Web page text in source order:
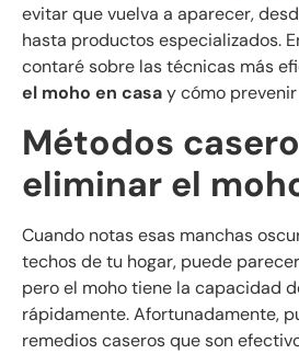
evitar que vuelva a aparecer,
hasta productos especializados.
contaré sobre las técnicas más
el moho en casay cómo
Métodos
eliminar el
Cuando notas esas manchas
techos de tu hogar, puede
pero el moho tiene la capacidad
rápidamente. Afortunadamente,
remedios caseros que son